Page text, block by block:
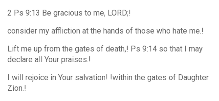
2 Ps 9:13 Be gracious to me, LORD;!
consider my affliction at the hands of those who hate me.!
Lift me up from the gates of death,! Ps 9:14 so that I may
declare all Your praises.!
I will rejoice in Your salvation! !within the gates of Daughter
Zion.!